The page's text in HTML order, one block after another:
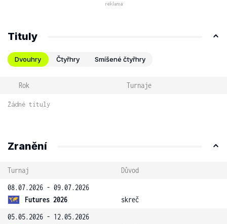
Tituly
Dvouhry Čtyřhry Smíšené čtyřhry
Rok Turnaje
Žádné tituly
Zranění
Turnaj
Důvod
08.07.2026 - 09.07.2026
Futures 2026
skreč
05.05.2026 - 12.05.2026